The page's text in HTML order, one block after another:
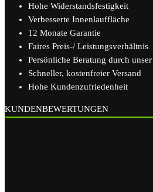
Hohe Widerstandsfestigkeit
Verbesserte Innenlauffläche
12 Monate Garantie
Faires Preis-/ Leistungsverhältnis
Persönliche Beratung durch
Schneller, kostenfreier Versand
Hohe Kundenzufriedenheit
KUNDENBEWERTUNGEN